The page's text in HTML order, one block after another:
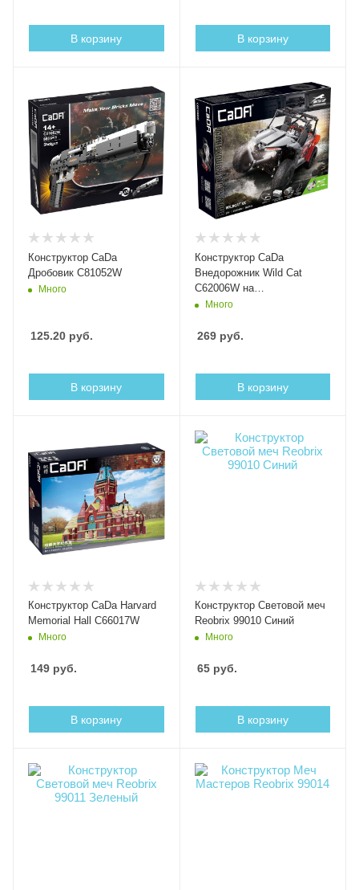
В корзину В корзину
Конструктор CaDa
Дробовик C81052W
Много
125.20 руб.
В корзину
Конструктор CaDa
Внедорожник Wild Cat
C62006W на
радиоуправлении
Много
269руб.
В корзину
Конструктор CaDa Harvard
Memorial Hall C66017W
Много
149 руб.
В корзину
Конструктор Световой меч
Reobrix 99010 Синий
Много
65руб.
В корзину